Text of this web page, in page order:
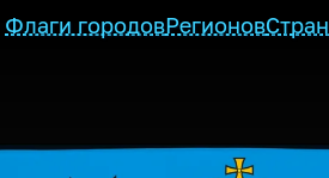
Флаги городовРегионовСтран